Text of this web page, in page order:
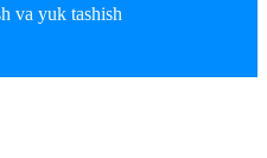
va yuk tashish